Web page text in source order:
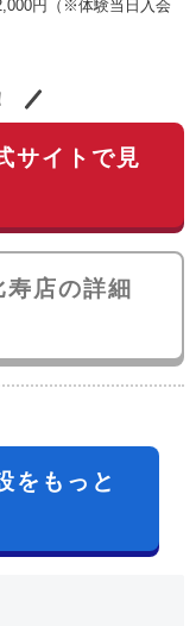
円（※体験当日入会
サイトで見
店の詳細
をもっと